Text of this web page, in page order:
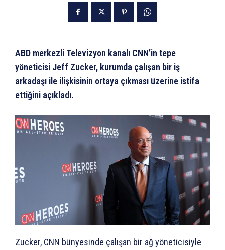
ABD merkezli Televizyon kanalı CNN’in tepe
yöneticisi Jeff Zucker, kurumda çalışan bir iş
arkadaşı ile ilişkisinin ortaya çıkması üzerine istifa
ettiğini açıkladı.
Zucker, CNN bünyesinde çalışan bir ağ yöneticisiyle